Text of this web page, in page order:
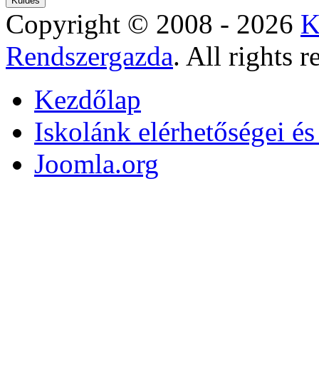
Copyright © 2008 - 2026
Rendszergazda. All rights
Kezdőlap
Iskolánk elérhetőségei
Joomla.org